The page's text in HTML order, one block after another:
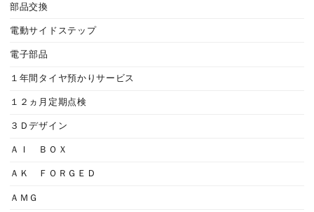
部品交換
電動サイドステップ
電子部品
１年間タイヤ預かりサービス
１２ヵ月定期点検
３Ｄデザイン
ＡＩ ＢＯＸ
ＡＫ ＦＯＲＧＥＤ
ＡＭＧ